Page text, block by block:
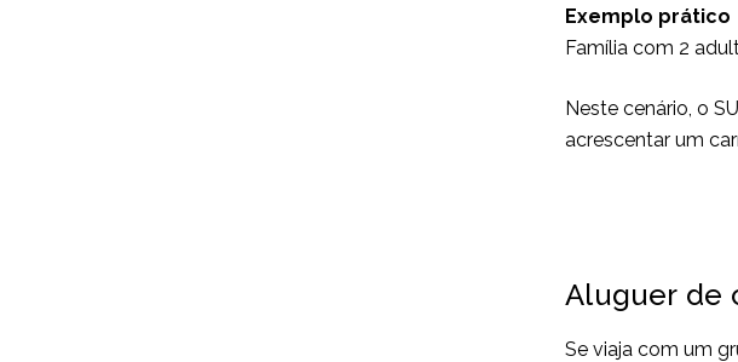
Exemplo prático
Família com 2
Neste cenário, o
acrescentar um
Aluguer de
Se viaja com um